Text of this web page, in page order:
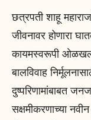
छत्रपती शाहू
जीवनावर होणारा
कायमस्वरूपी
बालविवाह
दुष्परिणामांबाबत
सक्षमीकरणाच्या